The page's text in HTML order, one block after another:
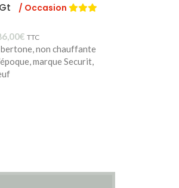
/ Occasion
€ TTC
non chauffante
marque Securit,